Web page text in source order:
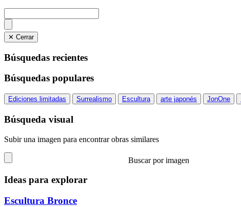
✕ Cerrar
Búsquedas recientes
Búsquedas populares
Ediciones limitadas Surrealismo Escultura arte japonés JonOne
Búsqueda visual
Subir una imagen para encontrar obras similares
Buscar por imagen
Ideas para explorar
Escultura Bronce